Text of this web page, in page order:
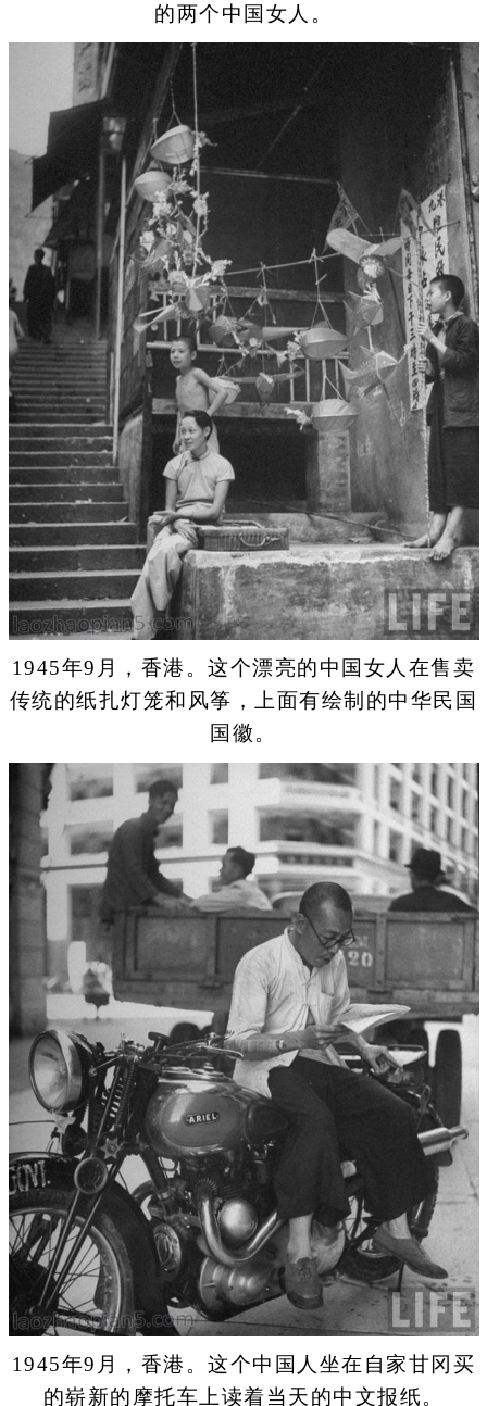
的两个中国女人。
1945年9月，香港。这个漂亮的中国女人在售卖
传统的纸扎灯笼和风筝，上面有绘制的中华民国
国徽。
1945年9月，香港。这个中国人坐在自家甘冈买
的崭新的摩托车上读着当天的中文报纸。